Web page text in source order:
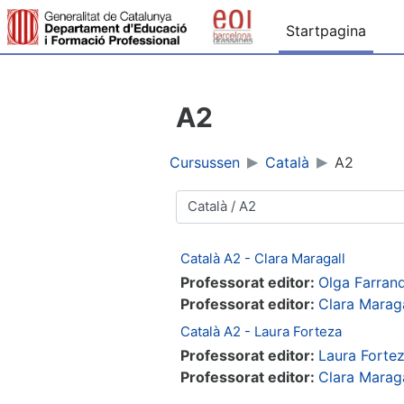
Ga naar hoofdinhoud
Startpagina
A2
Cursussen Català A2
Cursuscategorieën
Català A2 - Clara Maragall
Professorat editor: Olga
Professorat editor: Clara
Català A2 - Laura Forteza
Professorat editor: Laura
Professorat editor: Clara